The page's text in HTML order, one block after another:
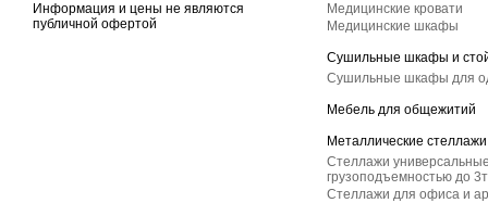
Информация и цены не являются
публичной офертой
Медицинские кровати
Медицинские шкафы
Сушильные шкафы и
Сушильные шкафы для
Мебель для общежитий
Металлические стеллажи
Стеллажи
грузоподъемностью до
Стеллажи для офиса и